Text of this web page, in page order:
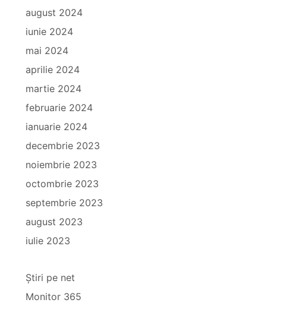
august 2024
iunie 2024
mai 2024
aprilie 2024
martie 2024
februarie 2024
ianuarie 2024
decembrie 2023
noiembrie 2023
octombrie 2023
septembrie 2023
august 2023
iulie 2023
Știri pe net
Monitor 365